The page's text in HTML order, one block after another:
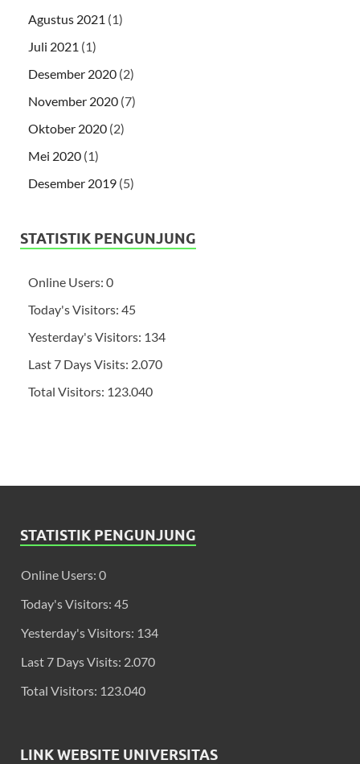
Agustus 2021 (1)
Juli 2021 (1)
Desember 2020 (2)
November 2020 (7)
Oktober 2020 (2)
Mei 2020 (1)
Desember 2019 (5)
STATISTIK PENGUNJUNG
Online Users: 0
Today's Visitors: 45
Yesterday's Visitors: 134
Last 7 Days Visits: 2.070
Total Visitors: 123.040
STATISTIK PENGUNJUNG
Online Users: 0
Today's Visitors: 45
Yesterday's Visitors: 134
Last 7 Days Visits: 2.070
Total Visitors: 123.040
LINK WEBSITE UNIVERSITAS